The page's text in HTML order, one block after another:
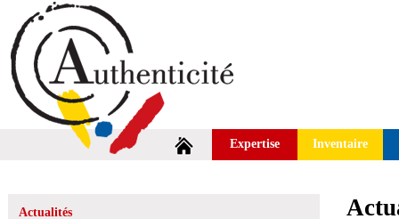
Expertise Inventaire
Actualités